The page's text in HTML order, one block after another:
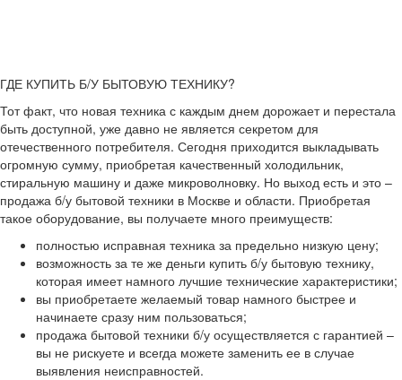
ГДЕ КУПИТЬ Б/У БЫТОВУЮ ТЕХНИКУ?
Тот факт, что новая техника с каждым днем дорожает и перестала
быть доступной, уже давно не является секретом для
отечественного потребителя. Сегодня приходится выкладывать
огромную сумму, приобретая качественный холодильник,
стиральную машину и даже микроволновку. Но выход есть и это –
продажа б/у бытовой техники в Москве и области. Приобретая
такое оборудование, вы получаете много преимуществ:
полностью исправная техника за предельно низкую цену;
возможность за те же деньги купить б/у бытовую технику,
которая имеет намного лучшие технические характеристики;
вы приобретаете желаемый товар намного быстрее и
начинаете сразу ним пользоваться;
продажа бытовой техники б/у осуществляется с гарантией –
вы не рискуете и всегда можете заменить ее в случае
выявления неисправностей.